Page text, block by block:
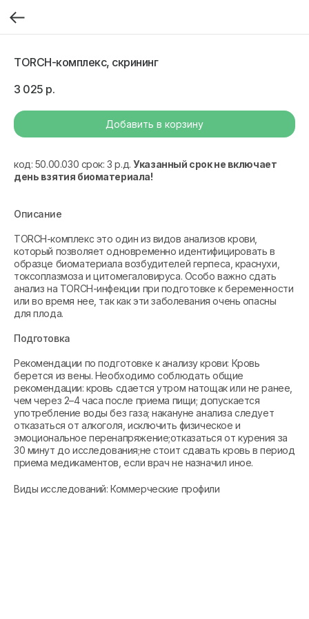
TORCH-комплекс, скрининг
3 025 р.
Добавить в корзину
код: 50.00.030 срок: 3 р.д.Указанный срок не включает
день взятия биоматериала!
Описание
TORCH-комплекс это один из видов анализов крови,
который позволяет одновременно идентифицировать в
образце биоматериала возбудителей герпеса, краснухи,
токсоплазмоза и цитомегаловируса. Особо важно сдать
анализ на TORCH-инфекции при подготовке к беременности
или во время нее, так как эти заболевания очень опасны
для плода.
Подготовка
Рекомендации по подготовке к анализу крови: Кровь
берется из вены. Необходимо соблюдать общие
рекомендации: кровь сдается утром натощак или не ранее,
чем через 2–4 часа после приема пищи; допускается
употребление воды без газа; накануне анализа следует
отказаться от алкоголя, исключить физическое и
эмоциональное перенапряжение;отказаться от курения за
30 минут до исследования;не стоит сдавать кровь в период
приема медикаментов, если врач не назначил иное.
Виды исследований: Коммерческие профили